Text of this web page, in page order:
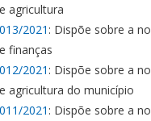
agricultura
2021 : Dispõe sobre a
finanças
2021 : Dispõe sobre a
agricultura do município
2021 : Dispõe sobre a